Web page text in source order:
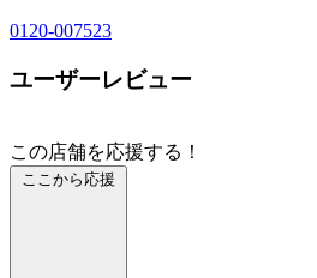
0120-007523
ユーザーレビュー
この店舗を応援する！
ここから応援